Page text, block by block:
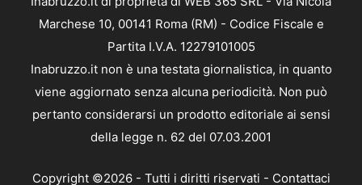
Marchese 10, 00141 Roma (RM) - Codice Fiscale e
Partita I.V.A. 12279101005
Inabruzzo.it non è una testata giornalistica, in quanto
viene aggiornato senza alcuna periodicità. Non può
pertanto considerarsi un prodotto editoriale ai sensi
della legge n. 62 del 07.03.2001
Copyright ©2026 - Tutti i diritti riservati - Contattaci